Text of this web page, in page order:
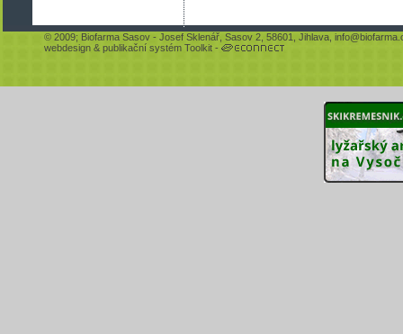
© 2009; Biofarma Sasov - Josef Sklenář, Sasov 2, 58601, Jihlava,
webdesign & publikační systém Toolkit -